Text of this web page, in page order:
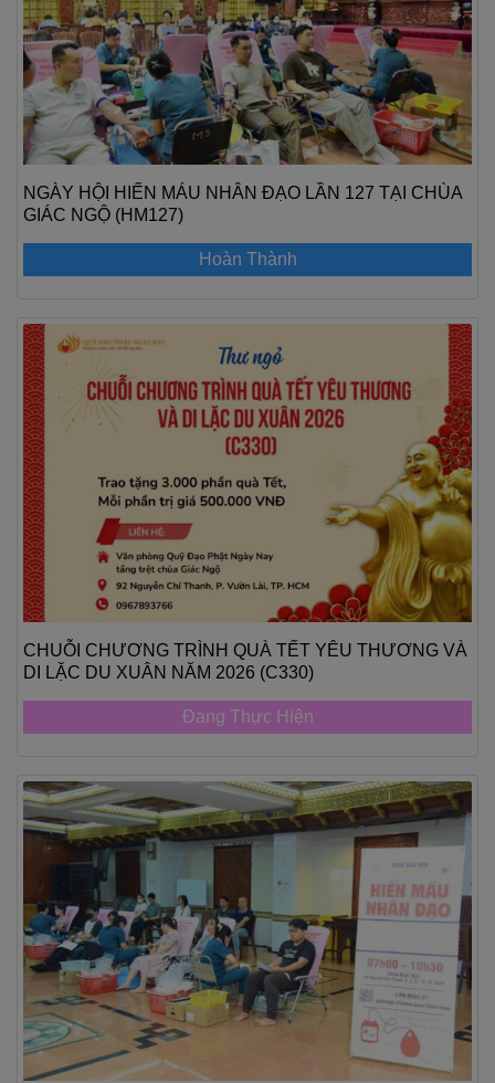
NGÀY HỘI HIẾN MÁU NHÂN ĐẠO LẦN 127 TẠI CHÙA
GIÁC NGỘ (HM127)
Hoàn Thành
CHUỖI CHƯƠNG TRÌNH QUÀ TẾT YÊU THƯƠNG VÀ
DI LẶC DU XUÂN NĂM 2026 (C330)
Đang Thực Hiện